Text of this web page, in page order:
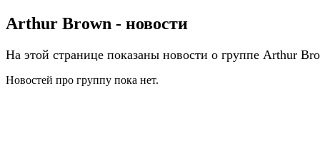
Arthur Brown - новости
На этой странице показаны новости о группе Arthur
Новостей про группу пока нет.